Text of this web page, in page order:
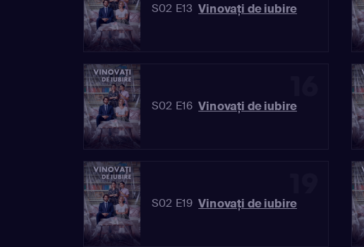
S02 E13 Vinovaţi de iubire
S02 E16 Vinovaţi de iubire
S02 E19 Vinovaţi de iubire